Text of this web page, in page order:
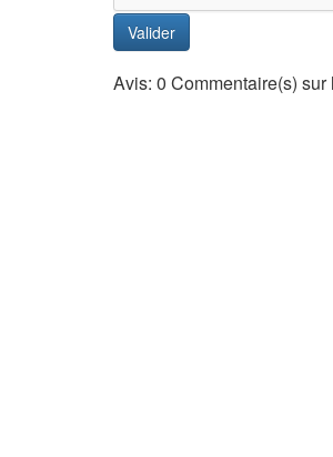
Valider
Avis: 0 Commentaire(s)